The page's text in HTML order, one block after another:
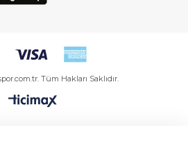
Tüm Hakları Saklıdır.